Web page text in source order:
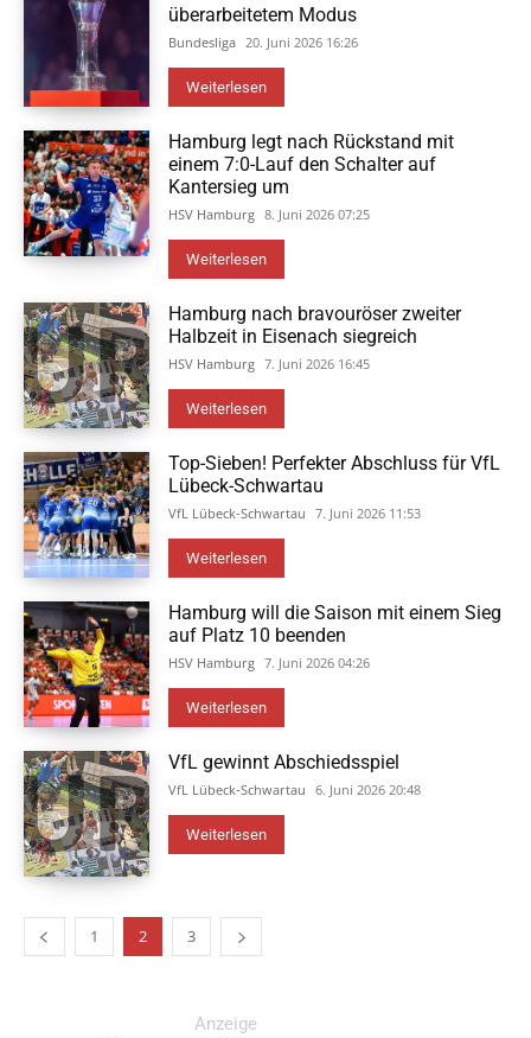
überarbeitetem Modus
Bundesliga 20. Juni 2026 16:26
Weiterlesen
Hamburg legt nach Rückstand mit
einem 7:0-Lauf den Schalter auf
Kantersieg um
HSV Hamburg 8. Juni 2026 07:25
Weiterlesen
Hamburg nach bravouröser zweiter
Halbzeit in Eisenach siegreich
HSV Hamburg 7. Juni 2026 16:45
Weiterlesen
Top-Sieben! Perfekter Abschluss für VfL
Lübeck-Schwartau
VfL Lübeck-Schwartau 7. Juni 2026 11:53
Weiterlesen
Hamburg will die Saison mit einem Sieg
auf Platz 10 beenden
HSV Hamburg 7. Juni 2026 04:26
Weiterlesen
VfL gewinnt Abschiedsspiel
VfL Lübeck-Schwartau 6. Juni 2026 20:48
Weiterlesen
1 2 3
Anzeige